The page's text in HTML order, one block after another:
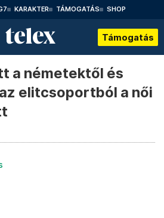
KARAKTER TÁMOGATÁS SHOP
Támogatás
a németektől és
elitcsoportból a női